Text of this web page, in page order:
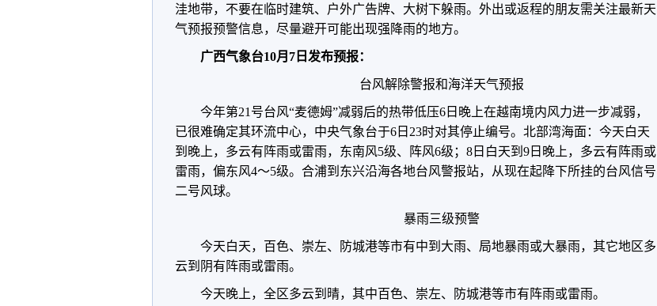
洼地带，不要在临时建筑、户外广告牌、大树下躲雨。 外出或返程的朋友需关注最新天
气预报预警信息，尽量避开可能出现强降雨的地方。
广西气象台10月7日发布预报：
台风解除警报和海洋天气预报
今年第21号台风“麦德姆”减弱后的热带低压6日晚上在越南境内风力进一步减弱，
已很难确定其环流中心，中央气象台于6日23时对其停止编号。北部湾海面：今天白天
到晚上，多云有阵雨或雷雨，东南风5级、阵风6级；8日白天到9日晚上，多云有阵雨或
雷雨，偏东风4～5级。合浦到东兴沿海各地台风警报站，从现在起降下所挂的台风信号
二号风球。
暴雨三级预警
今天白天，百色、崇左、防城港等市有中到大雨、局地暴雨或大暴雨，其它地区多
云到阴有阵雨或雷雨。
今天晚上，全区多云到晴，其中百色、崇左、防城港等市有阵雨或雷雨。